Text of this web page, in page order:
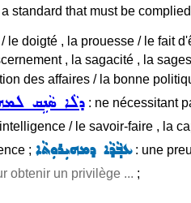
standard that must be
le doigté , la prouesse / le fait
, la sagacité , la
des affaires / la bonne
ܕܠܵܐ ܣܵܢܹܩ : ne nécessitant
/ le savoir-faire , la
; ܥܒ݂ܵܕܵܐ ܕܡܗܝܼܪܘܼܬܵܐ: une
obtenir un privilège ... ;